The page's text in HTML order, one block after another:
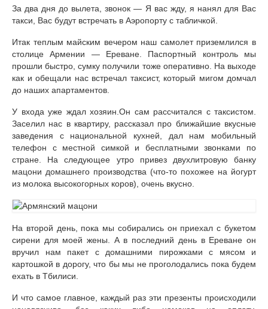
ГРЕЦИЯ
Цены в Халкидики в Греции
Аренда авто в Халкидики в Греции
Что привезти в подарок из Халкидики Греция
Экскурсии в Халкидики в Греции
Аренда жилья в Халкидиках
Восхождение на Олимп самостоятельно
СИНГАПУР
8 самых-самых вещей, которые нужно сделать
в Сингапуре
ТУРЦИЯ
За два дня до вылета, звонок — Я вас жду, я нанял для Вас
такси, Вас будут встречать в Аэропорту с табличкой.
Итак теплым майским вечером наш самолет приземлился в
столице Армении — Ереване. Паспортный контроль мы
прошли быстро, сумку получили тоже оперативно. На выходе
как и обещали нас встречал таксист, который мигом домчал
до наших апартаментов.
У входа уже ждал хозяин.Он сам рассчитался с таксистом.
Заселил нас в квартиру, рассказал про ближайшие вкусные
заведения с национальной кухней, дал нам мобильный
телефон с местной симкой и бесплатными звонками по
стране. На следующее утро привез двухлитровую банку
мацони домашнего производства (что-то похожее на йогурт
из молока высокогорных коров), очень вкусно.
На второй день, пока мы собирались он приехал с букетом
сирени для моей жены. А в последний день в Ереване он
вручил нам пакет с домашними пирожками с мясом и
картошкой в дорогу, что бы мы не проголодались пока будем
ехать в Тбилиси.
И что самое главное, каждый раз эти презенты происходили